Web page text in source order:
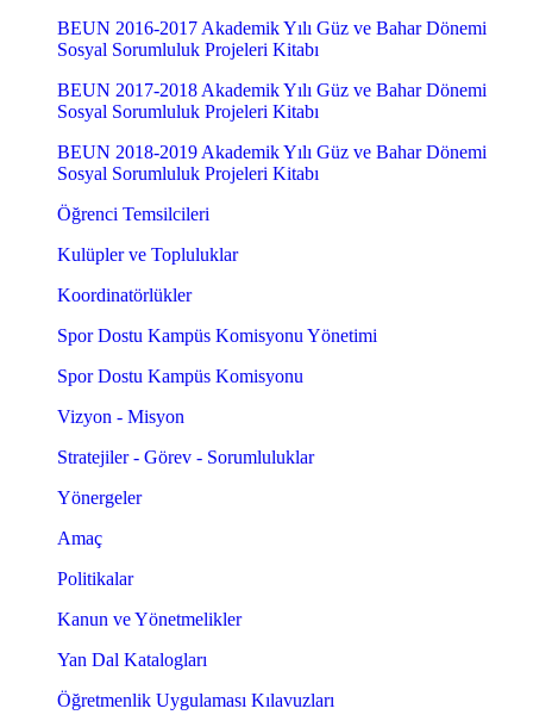
BEUN 2016-2017 Akademik Yılı Güz ve Bahar Dönemi
Sosyal Sorumluluk Projeleri Kitabı
BEUN 2017-2018 Akademik Yılı Güz ve Bahar Dönemi
Sosyal Sorumluluk Projeleri Kitabı
BEUN 2018-2019 Akademik Yılı Güz ve Bahar Dönemi
Sosyal Sorumluluk Projeleri Kitabı
Öğrenci Temsilcileri
Kulüpler ve Topluluklar
Koordinatörlükler
Spor Dostu Kampüs Komisyonu Yönetimi
Spor Dostu Kampüs Komisyonu
Vizyon - Misyon
Stratejiler - Görev - Sorumluluklar
Yönergeler
Amaç
Politikalar
Kanun ve Yönetmelikler
Yan Dal Katalogları
Öğretmenlik Uygulaması Kılavuzları